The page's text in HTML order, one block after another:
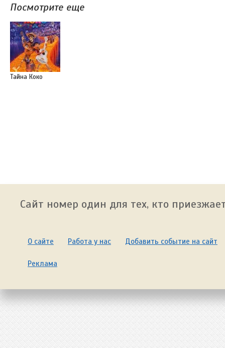
Посмотрите еще
Тайна Коко
Сайт номер один для тех, кто
О сайте Работа у нас Добавить событие на сайт
Реклама